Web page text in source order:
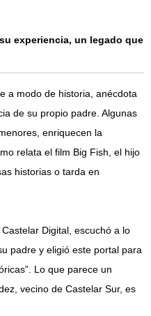
experiencia, un legado que
a modo de historia, anécdota
de su propio padre. Algunas
enriquecen la
relata el film Big Fish, el hijo
historias o tarda en
Digital, escuchó a lo
padre y eligió este portal para
Lo que parece un
vecino de Castelar Sur, es